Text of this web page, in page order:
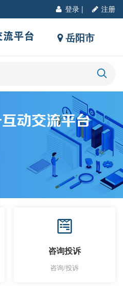
登录 | 注册
岳阳市
动交流平台
咨询投诉
咨询/投诉